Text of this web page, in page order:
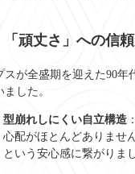
「頑丈さ」への信
スが全盛期を迎えた90
した。
型崩れしにくい自立構造
心配がほとんどありませ
という安心感に繋がりま